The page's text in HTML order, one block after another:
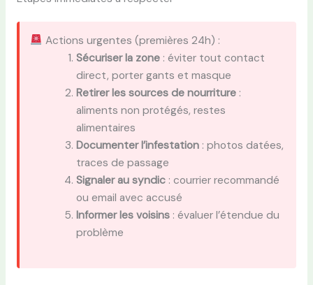
Actions urgentes (premières 24h) :
Sécuriser la zone : éviter tout contact
direct, porter gants et masque
Retirer les sources de nourriture :
aliments non protégés, restes
alimentaires
Documenter l’infestation : photos datées,
traces de passage
Signaler au syndic : courrier recommandé
ou email avec accusé
Informer les voisins : évaluer l’étendue du
problème